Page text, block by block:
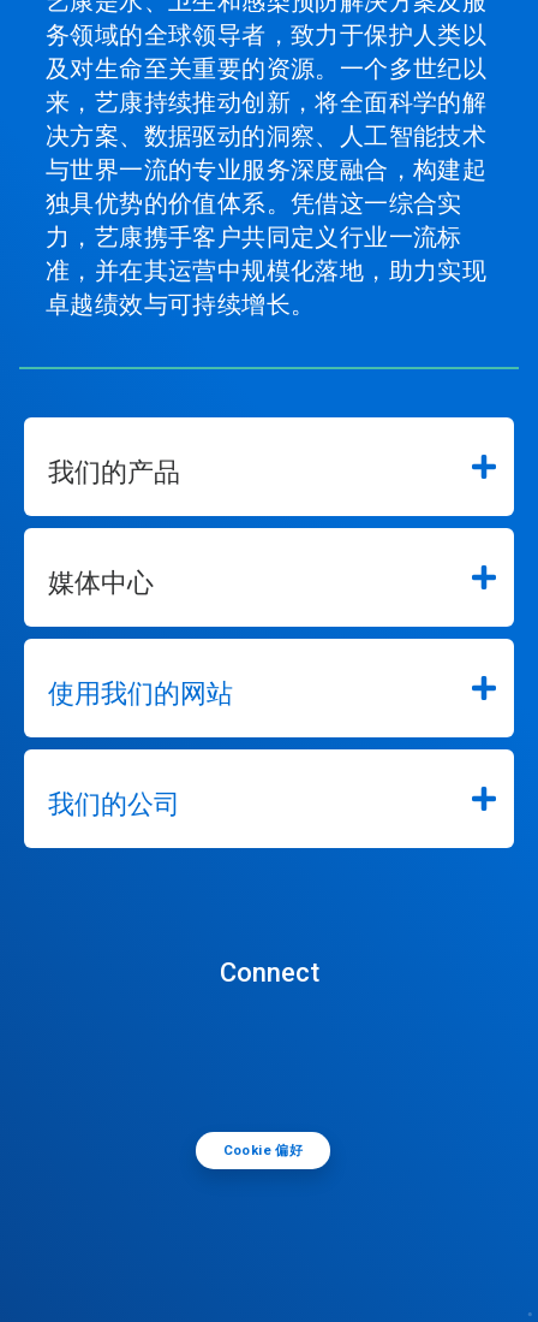
务领域的全球领导者，致力于保护人类以
及对生命至关重要的资源。一个多世纪以
来，艺康持续推动创新，将全面科学的解
决方案、数据驱动的洞察、人工智能技术
与世界一流的专业服务深度融合，构建起
独具优势的价值体系。凭借这一综合实
力，艺康携手客户共同定义行业一流标
准，并在其运营中规模化落地，助力实现
卓越绩效与可持续增长。
我们的产品
媒体中心
使用我们的网站
我们的公司
Connect
Cookie 偏好